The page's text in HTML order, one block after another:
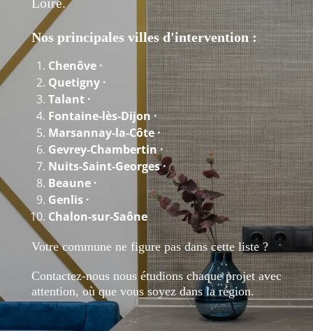
Nos principales villes d'intervention :
Chenôve ·
Quetigny ·
Talant ·
Fontaine-lès-Dijon ·
Marsannay-la-Côte ·
Gevrey-Chambertin ·
Nuits-Saint-Georges ·
Beaune ·
Genlis ·
Chalon-sur-Saône
Votre commune ne figure pas dans cette liste ?
Contactez-nous nous étudions chaque projet avec
attention, où que vous soyez dans la région.